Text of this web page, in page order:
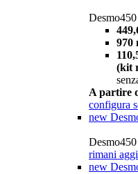
970
(kit
A partire
configura
new
rimani
new